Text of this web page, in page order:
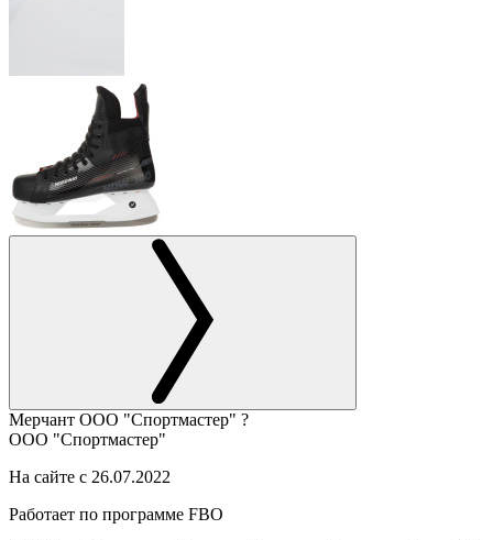
Мерчант ООО "Спортмастер" ?
ООО "Спортмастер"
На сайте с 26.07.2022
Работает по программе FBO